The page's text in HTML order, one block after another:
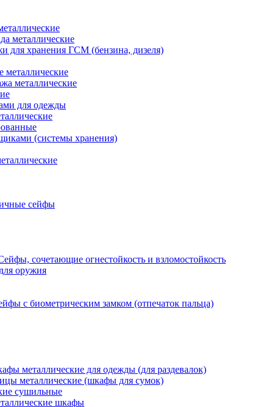
металлические
для хранения ГСМ (бензина, дизеля)
металлические
металлические
для одежды
(системы хранения)
сейфы
сочетающие огнестойкость и взломостойкость
оружия
с биометрическим замком (отпечаток пальца)
металлические для одежды (для раздевалок)
металлические (шкафы для сумок)
сушильные
шкафы